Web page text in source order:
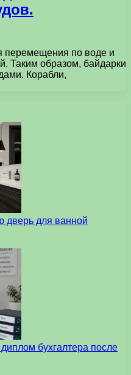
перемещения по воде и
Таким образом, байдарки
Корабли,
дверь для ванной
бухгалтера после